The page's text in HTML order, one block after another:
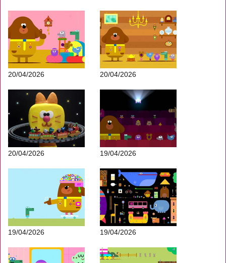
20/04/2026 20/04/2026
20/04/2026 19/04/2026
19/04/2026 19/04/2026